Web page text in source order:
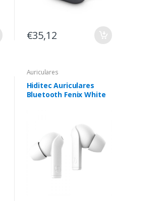
€35,12
Auriculares
Hiditec Auriculares
Bluetooth Fenix White